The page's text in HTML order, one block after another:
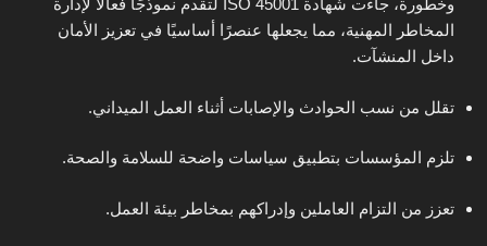
وخطورة، جاءت شهادة ISO 45001 لتقدم نموذجًا فعالًا لإدارة
المخاطر المهنية، مما يجعلها عنصرًا أساسيًا في تعزيز الأمان
داخل المنشآت.
تقلل من نسب الحوادث والإصابات أثناء العمل الميداني.
تلزم المؤسسات بتطبيق سياسات واضحة للسلامة والصحة.
تعزز من التزام العاملين وإدراكهم بمخاطر بيئة العمل.